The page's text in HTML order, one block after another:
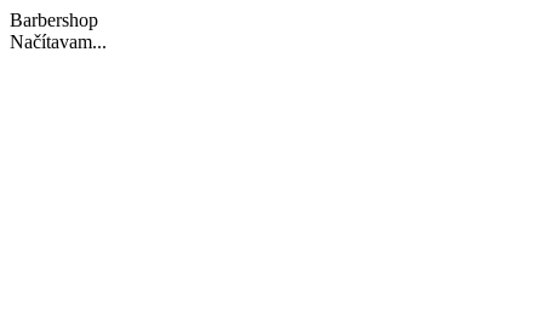
Barbershop
Načítavam...